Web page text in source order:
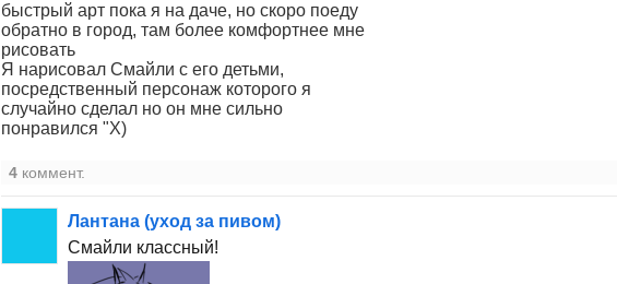
быстрый арт пока я на даче, но скоро поеду
обратно в город, там более комфортнее мне
рисовать
Я нарисовал Смайли с его детьми,
посредственный персонаж которого я
случайно сделал но он мне сильно
понравился "X)
4 коммент.
Лантана (уход за пивом)
Смайли классный!